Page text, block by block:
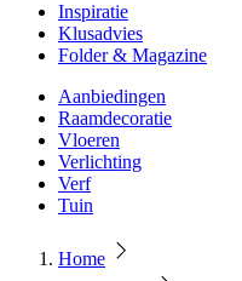
Inspiratie
Klusadvies
Folder & Magazine
Aanbiedingen
Raamdecoratie
Vloeren
Verlichting
Verf
Tuin
Home